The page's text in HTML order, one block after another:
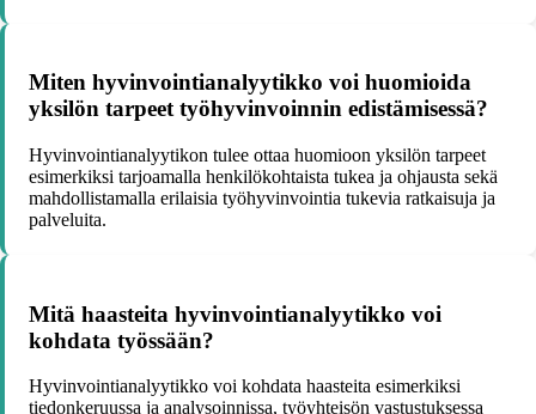
Miten hyvinvointianalyytikko voi huomioida
yksilön tarpeet työhyvinvoinnin edistämisessä?
Hyvinvointianalyytikon tulee ottaa huomioon yksilön tarpeet
esimerkiksi tarjoamalla henkilökohtaista tukea ja ohjausta sekä
mahdollistamalla erilaisia työhyvinvointia tukevia ratkaisuja ja
palveluita.
Mitä haasteita hyvinvointianalyytikko voi
kohdata työssään?
Hyvinvointianalyytikko voi kohdata haasteita esimerkiksi
tiedonkeruussa ja analysoinnissa, työyhteisön vastustuksessa